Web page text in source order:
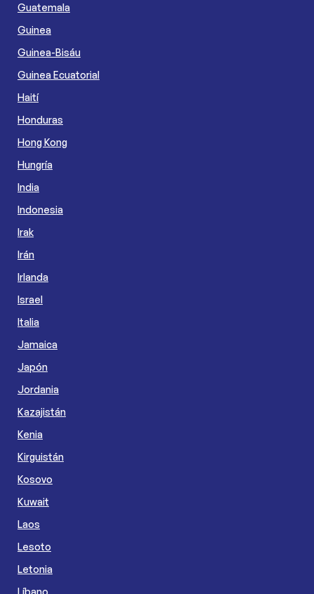
Guatemala
Guinea
Guinea-Bisáu
Guinea Ecuatorial
Haití
Honduras
Hong Kong
Hungría
India
Indonesia
Irak
Irán
Irlanda
Israel
Italia
Jamaica
Japón
Jordania
Kazajistán
Kenia
Kirguistán
Kosovo
Kuwait
Laos
Lesoto
Letonia
Líbano